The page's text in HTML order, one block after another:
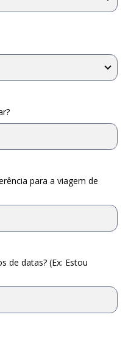
para a viagem de
de datas? (Ex: Estou